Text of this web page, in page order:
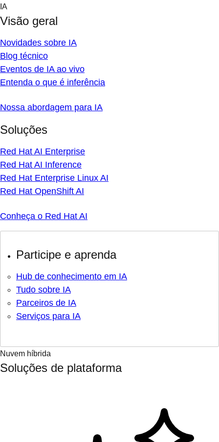
Skip
content
IA
Visão geral
Novidades sobre IA
Blog técnico
Eventos de IA ao vivo
Entenda o que é inferência
Nossa abordagem para IA
Soluções
Red Hat AI Enterprise
Red Hat AI Inference
Red Hat Enterprise Linux AI
Red Hat OpenShift AI
Conheça o Red Hat AI
Participe e aprenda
Hub de conhecimento em IA
Tudo sobre IA
Parceiros de IA
Serviços para IA
Nuvem híbrida
Soluções de plataforma